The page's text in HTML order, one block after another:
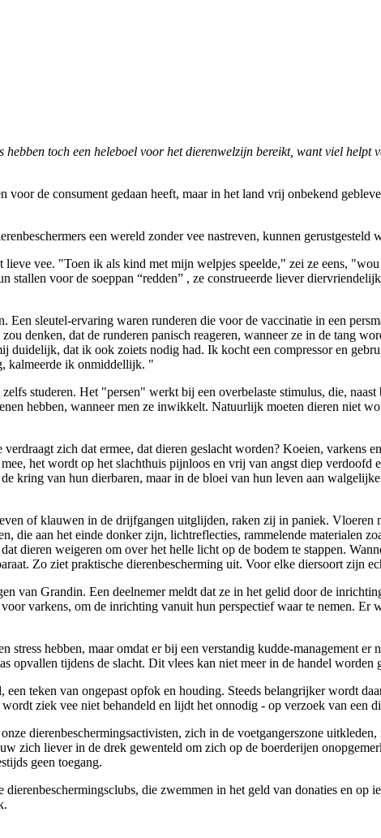
toch een heleboel voor het dierenwelzijn bereikt, want viel helpt
de consument gedaan heeft, maar in het land vrij onbekend
een wereld zonder vee nastreven, kunnen gerustgesteld
vee. "Toen ik als kind met mijn welpjes speelde," zei ze eens,
voor de soeppan “redden” , ze construeerde liever
Een sleutel-ervaring waren runderen die voor de vaccinatie in een
denken, dat de runderen panisch reageren, wanneer ze in de tang
dat ik ook zoiets nodig had. Ik kocht een compressor en
kalmeerde ik onmiddellijk. "
studeren. Het "persen" werkt bij een overbelaste stimulus, die,
hebben, wanneer men ze inwikkelt. Natuurlijk moeten dieren niet
zich dat ermee, dat dieren geslacht worden? Koeien, varkens
het wordt op het slachthuis pijnloos en vrij van angst diep verdoofd
kring van hun dierbaren, maar in de bloei van hun leven aan
of klauwen in de drijfgangen uitglijden, raken zij in paniek.
die aan het einde donker zijn, lichtreflecties, rammelende materialen
dieren weigeren om over het helle licht op de bodem te stappen.
Zo ziet praktische dierenbescherming uit. Voor elke diersoort zijn
van Grandin. Een deelnemer meldt dat ze in het gelid door de
varkens, om de inrichting vanuit hun perspectief waar te nemen. Er
hebben, maar omdat er bij een verstandig kudde-management er
opvallen tijdens de slacht. Dit vlees kan niet meer in de handel worden
teken van ongepast opfok en houding. Steeds belangrijker wordt
ziek vee niet behandeld en lijdt het onnodig - op verzoek van een
dierenbeschermingsactivisten, zich in de voetgangerszone
zich liever in de drek gewenteld om zich op de boerderijen
geen toegang.
die zwemmen in het geld van donaties en op